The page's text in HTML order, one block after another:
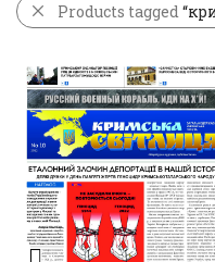
Products tagged